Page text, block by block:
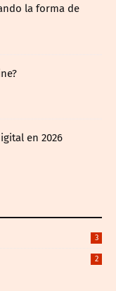
la forma de
en 2026
3
2